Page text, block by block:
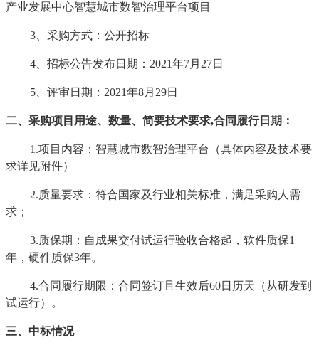
产业发展中心智慧城市数智治理平台项目
3、采购方式：公开招标
4、招标公告发布日期：2021年7月27日
5、评审日期：2021年8月29日
二、采购项目用途、数量、简要技术要求,合同履行日期：
1.项目内容：智慧城市数智治理平台（具体内容及技术要
求详见附件）
2.质量要求：符合国家及行业相关标准，满足采购人需
求；
3.质保期：自成果交付试运行验收合格起，软件质保1
年，硬件质保3年。
4.合同履行期限：合同签订且生效后60日历天（从研发到
试运行）。
三、中标情况